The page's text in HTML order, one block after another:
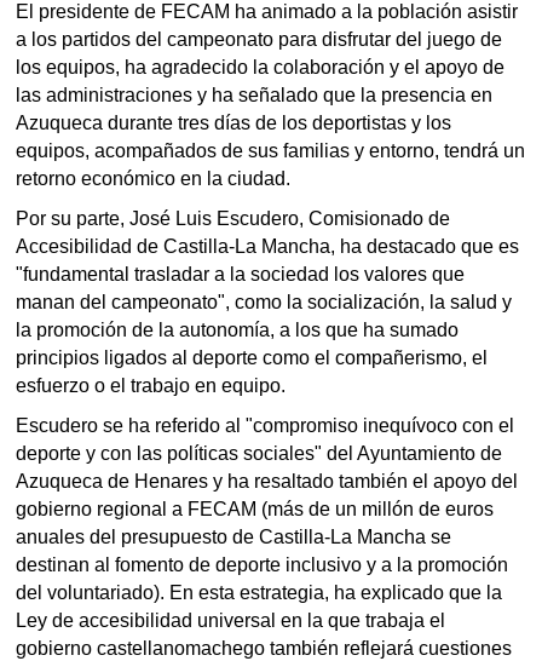
El presidente de FECAM ha animado a la población asistir
a los partidos del campeonato para disfrutar del juego de
los equipos, ha agradecido la colaboración y el apoyo de
las administraciones y ha señalado que la presencia en
Azuqueca durante tres días de los deportistas y los
equipos, acompañados de sus familias y entorno, tendrá un
retorno económico en la ciudad.
Por su parte, José Luis Escudero, Comisionado de
Accesibilidad de Castilla-La Mancha, ha destacado que es
"fundamental trasladar a la sociedad los valores que
manan del campeonato", como la socialización, la salud y
la promoción de la autonomía, a los que ha sumado
principios ligados al deporte como el compañerismo, el
esfuerzo o el trabajo en equipo.
Escudero se ha referido al "compromiso inequívoco con el
deporte y con las políticas sociales" del Ayuntamiento de
Azuqueca de Henares y ha resaltado también el apoyo del
gobierno regional a FECAM (más de un millón de euros
anuales del presupuesto de Castilla-La Mancha se
destinan al fomento de deporte inclusivo y a la promoción
del voluntariado). En esta estrategia, ha explicado que la
Ley de accesibilidad universal en la que trabaja el
gobierno castellanomachego también reflejará cuestiones